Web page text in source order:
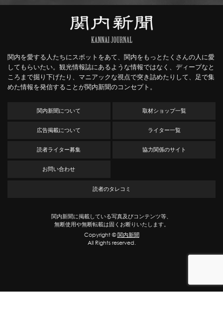
関内を愛する人たちにスポットをあて、関内をもっとたくさんの人に愛
してもらいたい。観光情報誌にあるような情報ではなく、ディープなと
ころまで掘り下げたり、マニアックな視点で突き詰めたりして、足で集
めた情報を発信することが関内新聞のコンセプト。
関内新聞について 取材ショップ一覧
広告掲載について ライター一覧
読者ライター募集 協力関係のサイト
お問い合わせ
読者のタレコミ
関内新聞に掲載している写真及びコンテンツ等、
無断使用や無断転載は固くお断りいたします。
Copyright ©関内新聞
All Rights reserved.